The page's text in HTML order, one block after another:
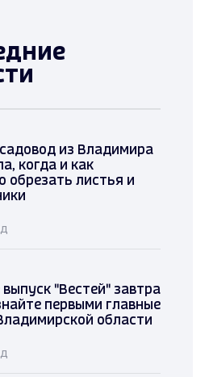
из Владимира
когда и как
обрезать листья и
"Вестей" завтра
первыми главные
области